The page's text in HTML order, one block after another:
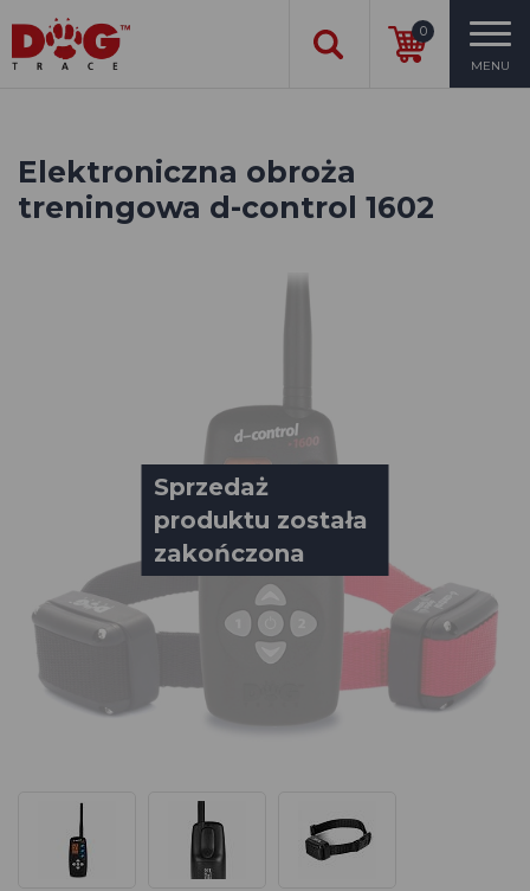
0
MENU
Elektroniczna obroża
treningowa d-control 1602
Sprzedaż
produktu została
zakończona